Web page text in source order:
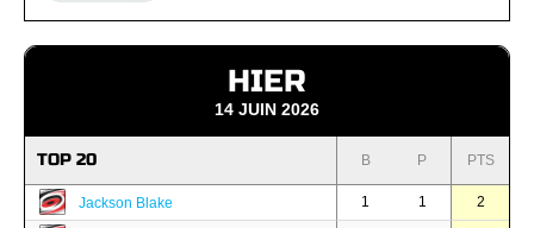
HIER
14 JUIN 2026
TOP 20 B P PTS
Jackson Blake 1 1 2